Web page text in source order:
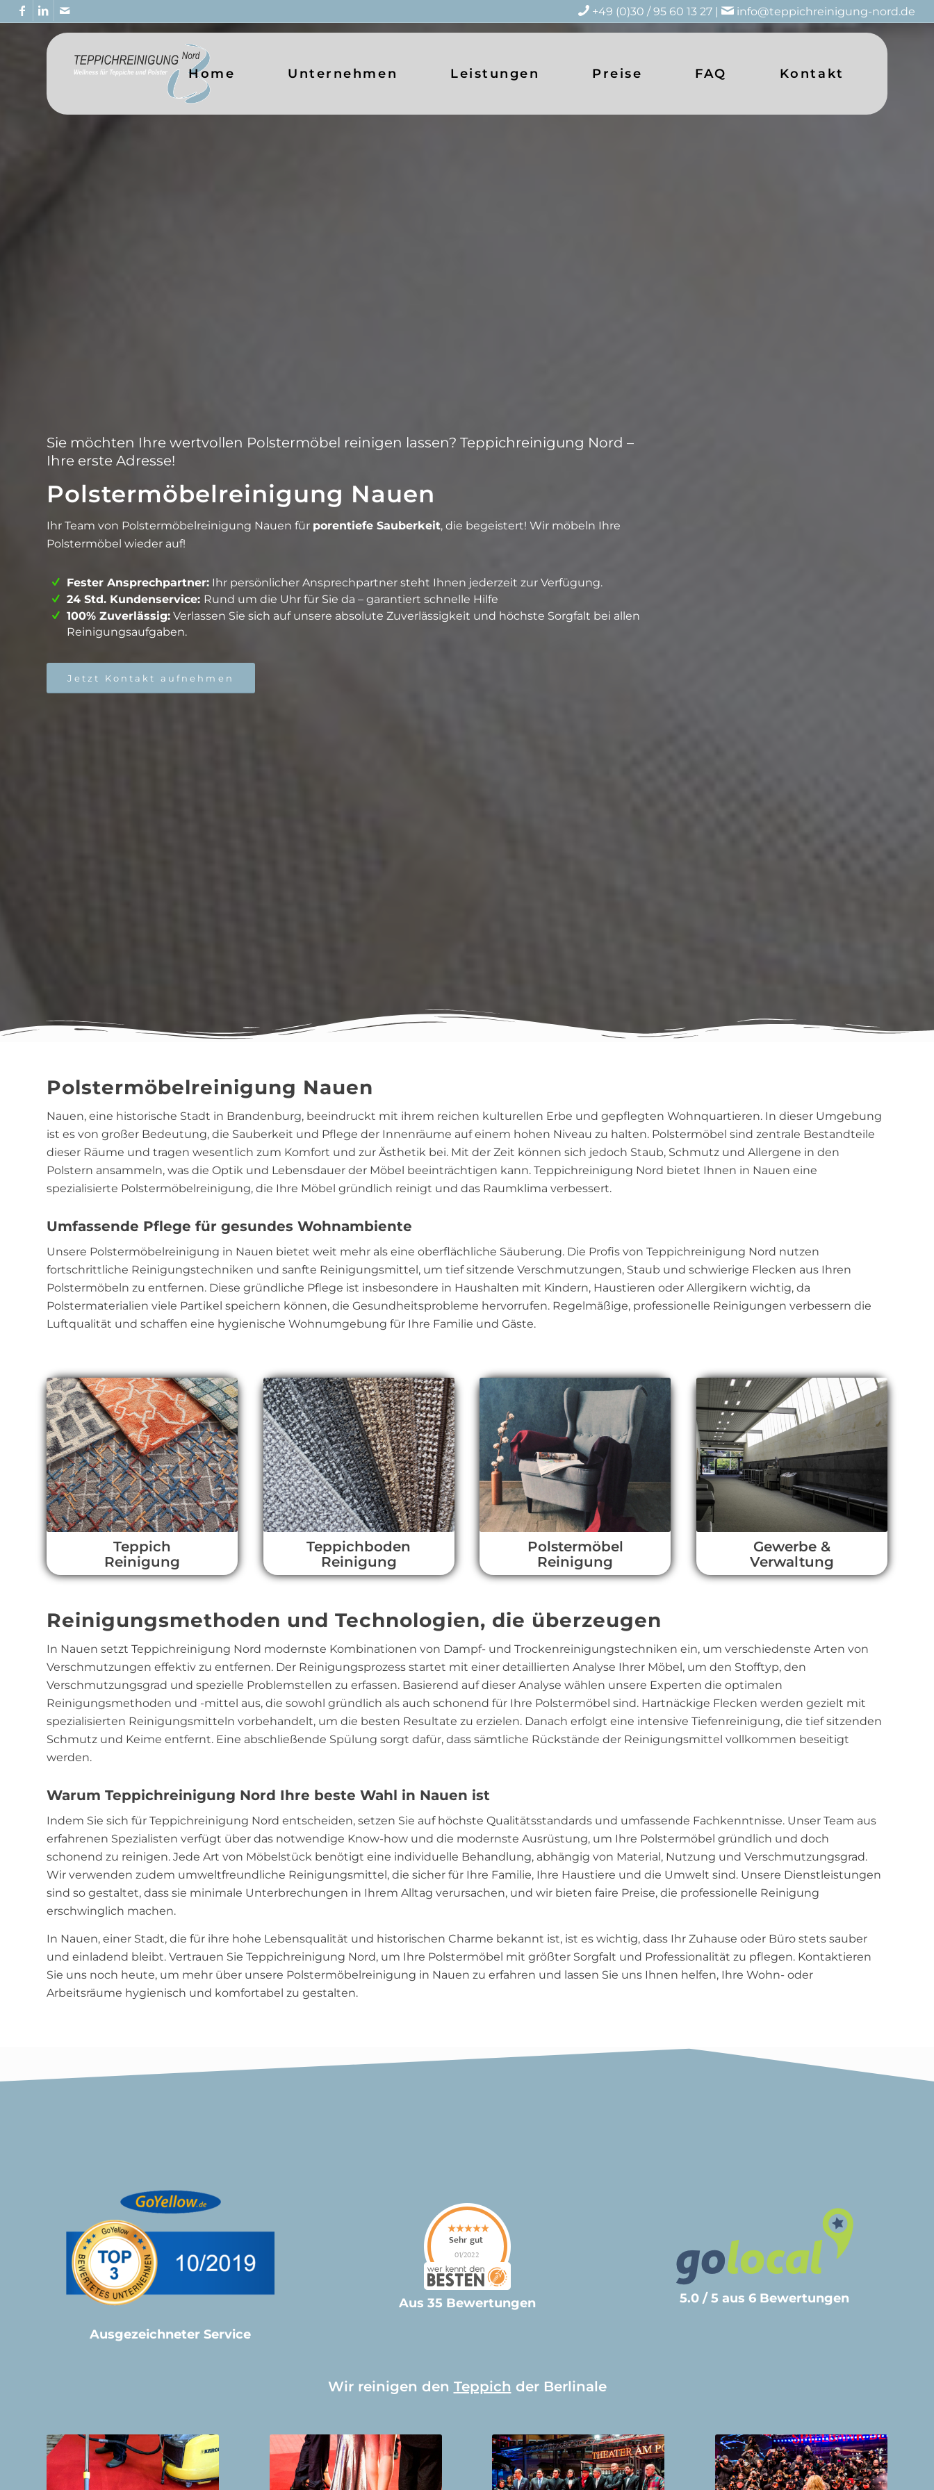
+49 (0)30 / 95 60 13 27 | info@teppichreinigung-nord.de
Home Unternehmen Leistungen Preise FAQ Kontakt
Sie möchten Ihre wertvollen Polstermöbel reinigen lassen? Teppichreinigung Nord –
Ihre erste Adresse!
Polstermöbelreinigung Nauen
Ihr Team von Polstermöbelreinigung Nauen für porentiefe Sauberkeit, die begeistert! Wir möbeln Ihre
Polstermöbel wieder auf!
Fester Ansprechpartner: Ihr persönlicher Ansprechpartner steht Ihnen jederzeit zur Verfügung.
24 Std. Kundenservice: Rund um die Uhr für Sie da – garantiert schnelle Hilfe
100% Zuverlässig: Verlassen Sie sich auf unsere absolute Zuverlässigkeit und höchste Sorgfalt bei allen
Reinigungsaufgaben.
Jetzt Kontakt aufnehmen
Polstermöbelreinigung Nauen
Nauen, eine historische Stadt in Brandenburg, beeindruckt mit ihrem reichen kulturellen Erbe und gepflegten Wohnquartieren. In dieser Umgebung
ist es von großer Bedeutung, die Sauberkeit und Pflege der Innenräume auf einem hohen Niveau zu halten. Polstermöbel sind zentrale Bestandteile
dieser Räume und tragen wesentlich zum Komfort und zur Ästhetik bei. Mit der Zeit können sich jedoch Staub, Schmutz und Allergene in den
Polstern ansammeln, was die Optik und Lebensdauer der Möbel beeinträchtigen kann. Teppichreinigung Nord bietet Ihnen in Nauen eine
spezialisierte Polstermöbelreinigung, die Ihre Möbel gründlich reinigt und das Raumklima verbessert.
Umfassende Pflege für gesundes Wohnambiente
Unsere Polstermöbelreinigung in Nauen bietet weit mehr als eine oberflächliche Säuberung. Die Profis von Teppichreinigung Nord nutzen
fortschrittliche Reinigungstechniken und sanfte Reinigungsmittel, um tief sitzende Verschmutzungen, Staub und schwierige Flecken aus Ihren
Polstermöbeln zu entfernen. Diese gründliche Pflege ist insbesondere in Haushalten mit Kindern, Haustieren oder Allergikern wichtig, da
Polstermaterialien viele Partikel speichern können, die Gesundheitsprobleme hervorrufen. Regelmäßige, professionelle Reinigungen verbessern die
Luftqualität und schaffen eine hygienische Wohnumgebung für Ihre Familie und Gäste.
Teppich
Reinigung
Teppichboden
Reinigung
Polstermöbel
Reinigung
Gewerbe &
Verwaltung
Reinigungsmethoden und Technologien, die überzeugen
In Nauen setzt Teppichreinigung Nord modernste Kombinationen von Dampf- und Trockenreinigungstechniken ein, um verschiedenste Arten von
Verschmutzungen effektiv zu entfernen. Der Reinigungsprozess startet mit einer detaillierten Analyse Ihrer Möbel, um den Stofftyp, den
Verschmutzungsgrad und spezielle Problemstellen zu erfassen. Basierend auf dieser Analyse wählen unsere Experten die optimalen
Reinigungsmethoden und -mittel aus, die sowohl gründlich als auch schonend für Ihre Polstermöbel sind. Hartnäckige Flecken werden gezielt mit
spezialisierten Reinigungsmitteln vorbehandelt, um die besten Resultate zu erzielen. Danach erfolgt eine intensive Tiefenreinigung, die tief sitzenden
Schmutz und Keime entfernt. Eine abschließende Spülung sorgt dafür, dass sämtliche Rückstände der Reinigungsmittel vollkommen beseitigt
werden.
Warum Teppichreinigung Nord Ihre beste Wahl in Nauen ist
Indem Sie sich für Teppichreinigung Nord entscheiden, setzen Sie auf höchste Qualitätsstandards und umfassende Fachkenntnisse. Unser Team aus
erfahrenen Spezialisten verfügt über das notwendige Know-how und die modernste Ausrüstung, um Ihre Polstermöbel gründlich und doch
schonend zu reinigen. Jede Art von Möbelstück benötigt eine individuelle Behandlung, abhängig von Material, Nutzung und Verschmutzungsgrad.
Wir verwenden zudem umweltfreundliche Reinigungsmittel, die sicher für Ihre Familie, Ihre Haustiere und die Umwelt sind. Unsere Dienstleistungen
sind so gestaltet, dass sie minimale Unterbrechungen in Ihrem Alltag verursachen, und wir bieten faire Preise, die professionelle Reinigung
erschwinglich machen.
In Nauen, einer Stadt, die für ihre hohe Lebensqualität und historischen Charme bekannt ist, ist es wichtig, dass Ihr Zuhause oder Büro stets sauber
und einladend bleibt. Vertrauen Sie Teppichreinigung Nord, um Ihre Polstermöbel mit größter Sorgfalt und Professionalität zu pflegen. Kontaktieren
Sie uns noch heute, um mehr über unsere Polstermöbelreinigung in Nauen zu erfahren und lassen Sie uns Ihnen helfen, Ihre Wohn- oder
Arbeitsräume hygienisch und komfortabel zu gestalten.
Ausgezeichneter Service
Aus 35 Bewertungen 5.0 / 5 aus 6 Bewertungen
Wir reinigen den Teppich der Berlinale